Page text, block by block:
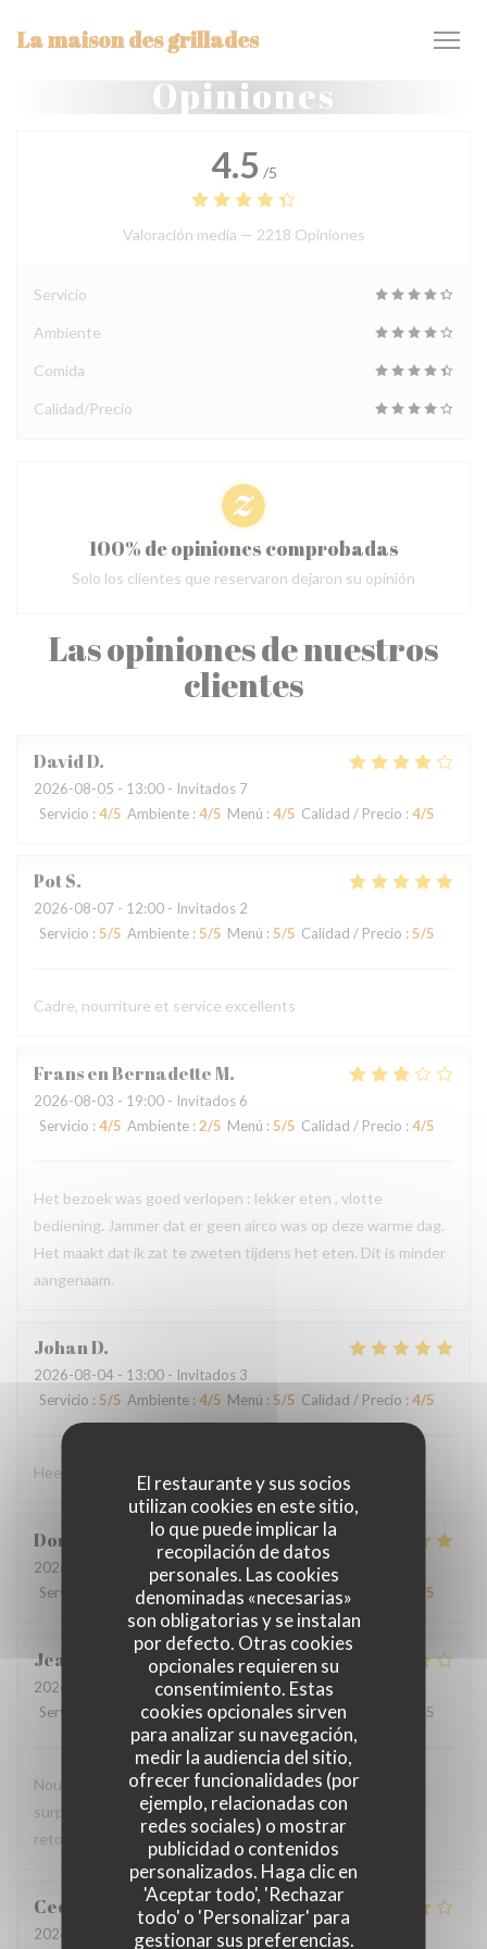
El restaurante y sus socios
utilizan cookies en este sitio,
lo que puede implicar la
recopilación de datos
personales. Las cookies
denominadas «necesarias»
son obligatorias y se instalan
por defecto. Otras cookies
opcionales requieren su
consentimiento. Estas
cookies opcionales sirven
para analizar su navegación,
medir la audiencia del sitio,
ofrecer funcionalidades (por
ejemplo, relacionadas con
redes sociales) o mostrar
publicidad o contenidos
personalizados. Haga clic en
'Aceptar todo', 'Rechazar
todo' o 'Personalizar' para
gestionar sus preferencias.
La maison des grillades
Opiniones
Las opiniones de nuestros
clientes
DavidD
2026-08-05 - 13:00 - Invitados 7
Servicio : 4/5 Ambiente : 4/5 Menú : 4/5 Calidad / Precio : 4/5
PotS
2026-08-07 - 12:00 - Invitados 2
Servicio : 5/5 Ambiente : 5/5 Menú : 5/5 Calidad / Precio : 5/5
Cadre, nourriture et service excellents
Frans en BernadetteM
2026-08-03 - 19:00 - Invitados 6
Servicio : 4/5 Ambiente :2/5 Menú :5/5 Calidad / Precio : 4/5
Het bezoek was goed verlopen : lekker eten , vlotte
bediening. Jammer dat er geen airco was op deze warme dag.
Het maakt dat ik zat te zweten tijdens het eten. Dit is minder
aangenaam.
JohanD
2026-08-04 - 13:00 - Invitados 3
Servicio : 5/5 Ambiente : 4/5 Menú : 5/5 Calidad / Precio : 4/5
Heel verzorgde ontvangst - lekker eten
Dorothée
2026-08-01
- 19:00 - Invitados 3
Servicio
Ambiente:5/5 Menú:5/5 Calidad / Precio /5
Jean-Marie C
2026-07-29
- 19:45 - Invitados 2
Servicio
Ambiente: 4 /5 Menú: 4/5 Calidad / Precio /5
Nous avons pris le menu proposé et ce fut une agréable
surprise, le filet de viande BBB super délicieux Nous y
retournerons
Cedric
2026-07-22
- 18:30 - Invitados 2
4.5 /5
Valoración media — 2218 Opiniones
Servicio
Ambiente
Comida
Calidad/Precio
100% de opiniones comprobadas
Solo los clientes que reservaron dejaron su opinión